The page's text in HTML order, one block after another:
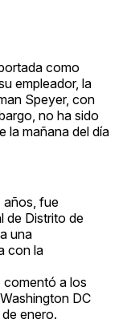
como
empleador, la
Speyer, con
no ha sido
la mañana del día
años, fue
de Distrito de
una
con la
comentó a los
DC
enero.